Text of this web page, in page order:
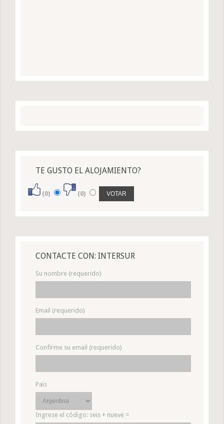
TE GUSTO EL ALOJAMIENTO?
(0) (0)
CONTACTE CON: INTERSUR
Su nombre (requerido)
Email (requerido)
Confirme su email (requerido)
Pais
Ingrese el código: seis + nueve =